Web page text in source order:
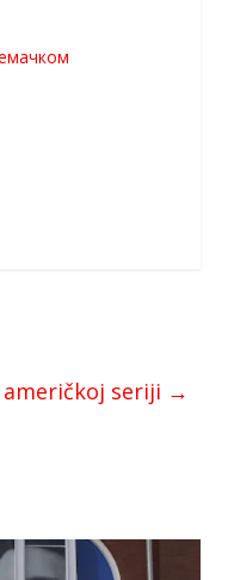
seriji →